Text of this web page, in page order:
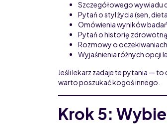
Szczegółowego wywiadu
Pytań o styl życia (sen,
Omówienia wyników
Pytań o historię
Rozmowy o
Wyjaśnienia różnych opcji
Jeśli lekarz zadaje te pytania —
warto poszukać kogoś innego.
Krok 5: